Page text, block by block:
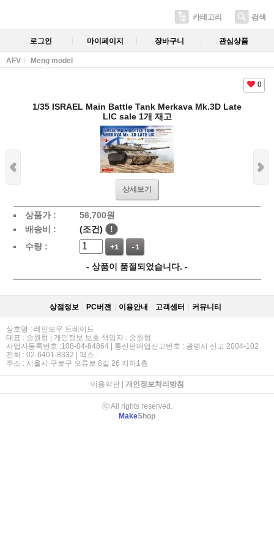
카테고리 검색
로그인 마이페이지 장바구니 관심상품
AFV Meng model
0
1/35 ISRAEL Main Battle Tank Merkava Mk.3D Late
LIC sale 1개 재고
상세보기
상품가 : 56,700원
배송비 :
(조건)
!
수량 :
+1 -1
- 상품이 품절되었습니다. -
상점정보 PC버젼 이용안내 고객센터 커뮤니티
상호명 : 레인보우 트레이드
대표 : 송원형 | 개인정보 보호 책임자 : 송원형
사업자등록번호 :108-04-84864 | 통신판매업신고번호 : 광명시 신고 2004-102
전화 : 02-6401-8332 | 팩스 :
주소 : 서울시 구로구 오류로 8길 26 지하1층
이용약관| 개인정보처리방침
ⓒ All rights reserved.
MakeShop